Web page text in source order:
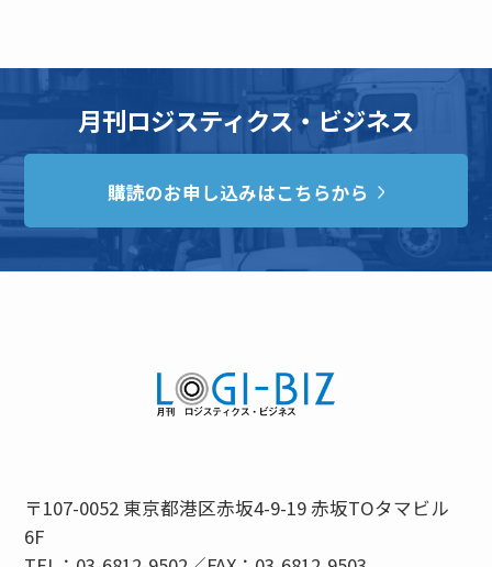
月刊ロジスティクス・ビジネス
購読のお申し込みはこちらから
〒107-0052 東京都港区赤坂4-9-19 赤坂TOタマビル
6F